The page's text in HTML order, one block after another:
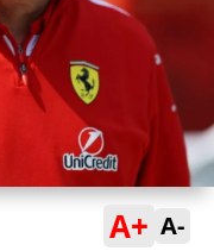
A+ A-